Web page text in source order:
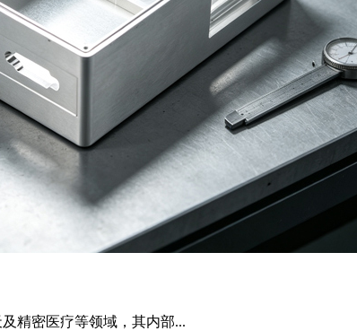
精密医疗等领域，其内部...